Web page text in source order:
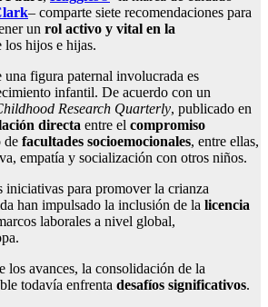
– comparte siete recomendaciones para
un rol activo y vital en la
los hijos e hijas.
una figura paternal involucrada es
infantil. De acuerdo con un
Research Quarterly, publicado en
directa entre el compromiso
de facultades socioemocionales, entre ellas,
empatía y socialización con otros niños.
iniciativas para promover la crianza
han impulsado la inclusión de la licencia
laborales a nivel global,
los avances, la consolidación de la
todavía enfrenta desafíos significativos.